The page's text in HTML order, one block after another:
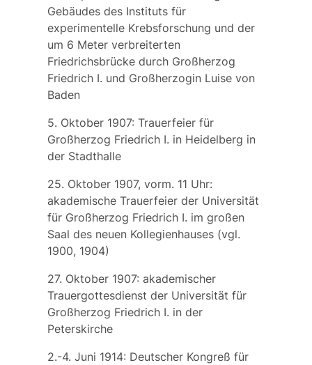
Gebäudes des Instituts für
experimentelle Krebsforschung und der
um 6 Meter verbreiterten
Friedrichsbrückedurch Großherzog
Friedrich I. und Großherzogin Luise von
Baden
5. Oktober 1907: Trauerfeier für
Großherzog Friedrich I. in Heidelberg in
der Stadthalle
25. Oktober 1907, vorm. 11 Uhr:
akademische Trauerfeier der Universität
für Großherzog Friedrich I. im großen
Saal des neuen Kollegienhauses (vgl.
1900, 1904)
27. Oktober 1907: akademischer
Trauergottesdienst der Universität für
Großherzog Friedrich I. in der
Peterskirche
2.-4. Juni 1914: Deutscher Kongreß für